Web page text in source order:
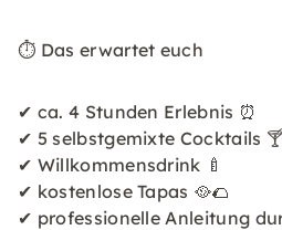
⏱ Das erwartet euch
✔ ca. 4 Stunden Erlebnis ⏰
✔ 5 selbstgemixte Cocktails
✔ Willkommensdrink 🍼
✔ kostenlose Tapas 🥘🌮
✔ professionelle Anleitung